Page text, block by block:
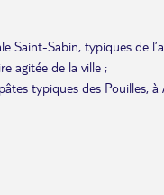
Saint-Sabin, typiques de
agitée de la ville ;
typiques des Pouilles, à